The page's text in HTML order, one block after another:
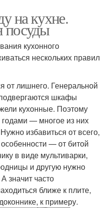
на кухне.
посуды
кухонного
нескольких правил
от лишнего. Генеральной
шкафы
кухонные. Поэтому
— многое из них
избавиться от всего,
— от битой
в виде мультиварки,
и другую нужно
значит часто
ближе к плите,
к примеру.